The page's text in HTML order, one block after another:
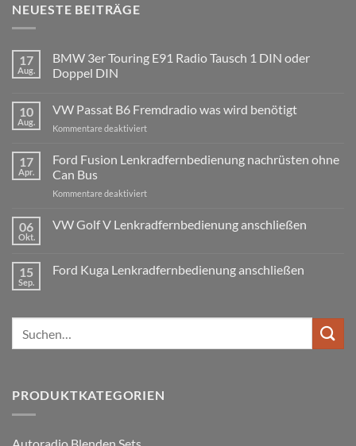
NEUESTE BEITRÄGE
17
Aug.
BMW 3er Touring E91 Radio Tausch 1 DIN oder
Doppel DIN
zu
3er
Radio
Tausch
1
DIN
DIN
10
Aug.
VW Passat B6 Fremdradio was wird benötigt
Kommentare deaktiviertfür
Passat
was
benötigt
17
Apr.
Ford Fusion Lenkradfernbedienung nachrüsten ohne
Can Bus
Kommentare deaktiviertfür
Fusion
Lenkradfernbedienung
Can
06
Okt.
VW Golf V Lenkradfernbedienung anschließen
VW
15
Sep.
Ford Kuga Lenkradfernbedienung anschließen
Ford
Lenkradfernbedienung
anschließen
PRODUKTKATEGORIEN
Autoradio Blenden Sets